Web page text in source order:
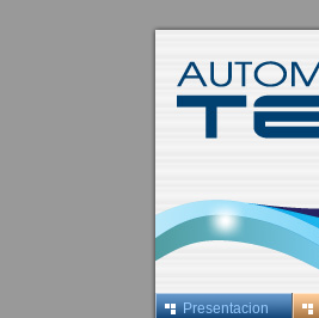
Presentacion